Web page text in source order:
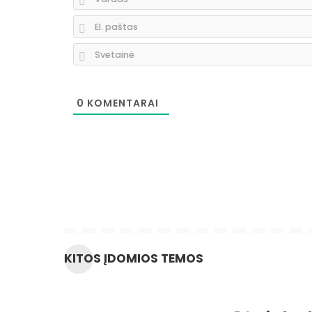
0 KOMENTARAI
KITOS ĮDOMIOS TEMOS